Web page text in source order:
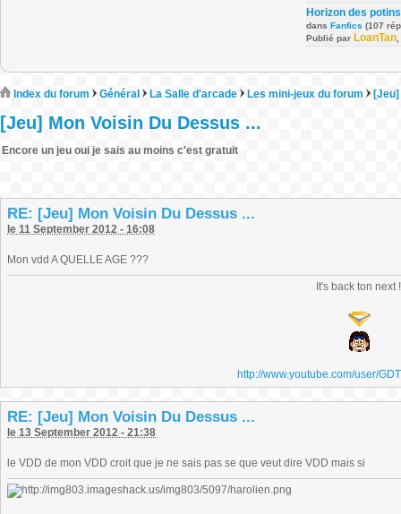
Horizon des potins
dans Fanfics (107
Publié par LoanTan
Index du forum Général La Salle d'arcade Les mini-jeux du forum
[Jeu] Mon Voisin Du Dessus ...
Encore un jeu oui je sais au moins c'est gratuit
RE: [Jeu] Mon Voisin Du Dessus ...
le 11 September 2012 - 16:08
Mon vdd A QUELLE AGE ???
It's back ton next !
http://www.youtube.com/user/
RE: [Jeu] Mon Voisin Du Dessus ...
le 13 September 2012 - 21:38
le VDD de mon VDD croit que je ne sais pas se que veut dire VDD mais si